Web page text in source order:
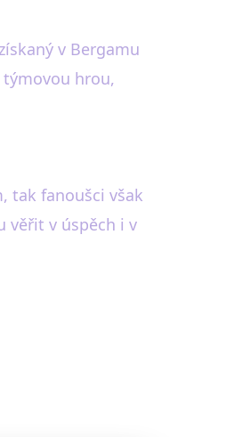
v Bergamu
hrou,
tak fanoušci však
věřit v úspěch i v